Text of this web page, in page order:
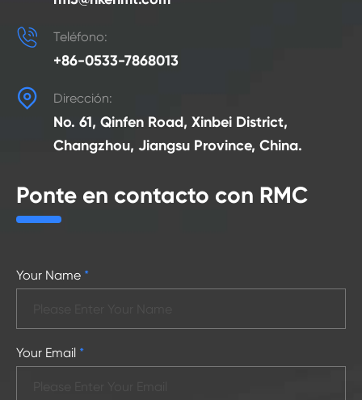
 Teléfono:
+86-0533-7868013
 Dirección:
No. 61, Qinfen Road, Xinbei District,
Changzhou, Jiangsu Province, China.
Ponte en contacto con RMC
Your Name *
Your Email *